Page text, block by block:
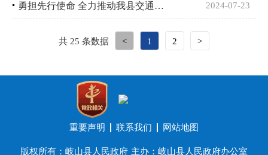
勇担先行使命 全力推动我县交通运输高质量发展 2024-07-23
共 25 条数据 < 1 2 >
重要声明 联系我们 网站地图
版权所有：岐山县人民政府 主办：岐山县人民政府办公室